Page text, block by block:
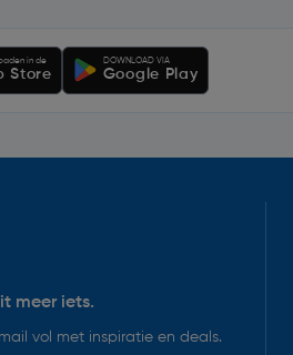
in de
Store
DOWNLOAD VIA
Google Play
meer iets.
vol met inspiratie en deals.